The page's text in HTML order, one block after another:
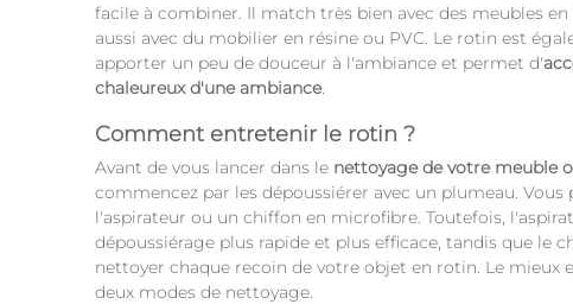
facile à combiner. Il match très bien avec des meubles
aussi avec du mobilier en résine ou PVC. Le rotin est
apporter un peu de douceur à l'ambiance et permet d'
chaleureux d'une ambiance.
Comment entretenir le rotin ?
Avant de vous lancer dans le nettoyage de votre meuble
commencez par les dépoussiérer avec un plumeau. Vous
l'aspirateur ou un chiffon en microfibre. Toutefois,
dépoussiérage plus rapide et plus efficace, tandis que le
nettoyer chaque recoin de votre objet en rotin. Le mieux
deux modes de nettoyage.